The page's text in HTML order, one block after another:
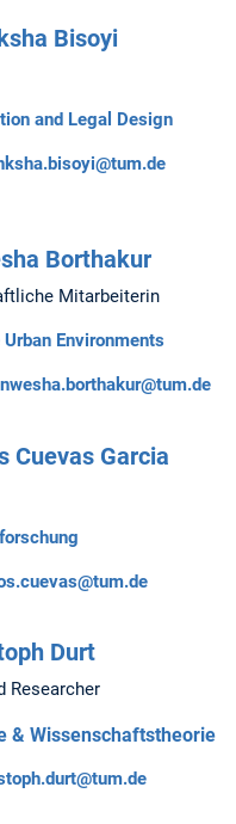
Bisoyi
and Legal Design
Borthakur
Mitarbeiterin
Environments
Cuevas Garcia
Durt
Researcher
& Wissenschaftstheorie